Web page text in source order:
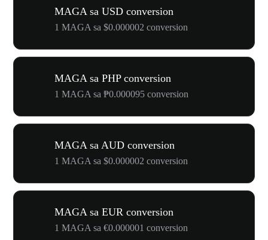
MAGA sa USD conversion
1 MAGA sa $0.000002 conversion
MAGA sa PHP conversion
1 MAGA sa ₱0.000095 conversion
MAGA sa AUD conversion
1 MAGA sa $0.000002 conversion
MAGA sa EUR conversion
1 MAGA sa €0.000001 conversion